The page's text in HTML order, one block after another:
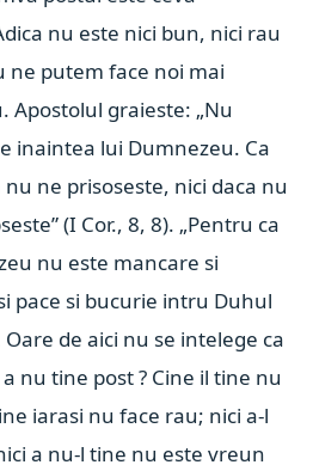
nu este nici bun, nici rau
ne putem face noi mai
Apostolul graieste: „Nu
inaintea lui Dumnezeu. Ca
ne prisoseste, nici daca nu
(I Cor., 8, 8). „Pentru ca
nu este mancare si
pace si bucurie intru Duhul
Oare de aici nu se intelege ca
nu tine post ? Cine il tine nu
iarasi nu face rau; nici a-l
a nu-l tine nu este vreun